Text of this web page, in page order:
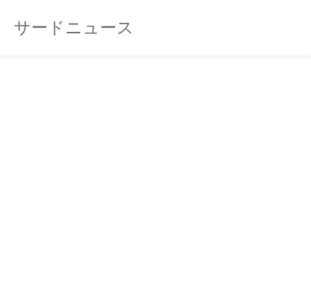
サードニュース